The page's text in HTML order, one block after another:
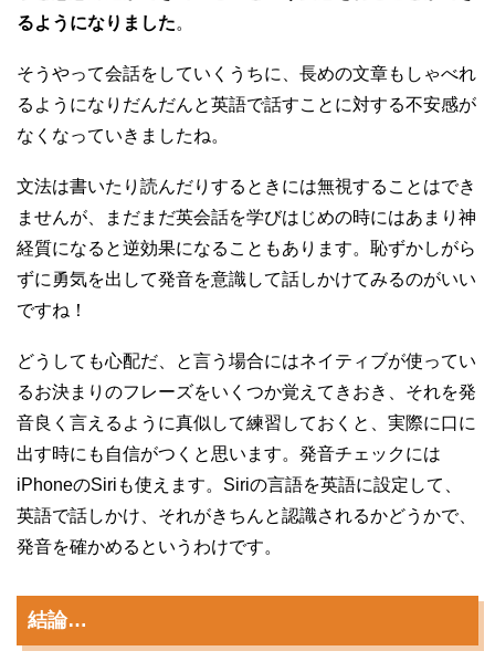
るようになりました。
そうやって会話をしていくうちに、長めの文章もしゃべれ
るようになりだんだんと英語で話すことに対する不安感が
なくなっていきましたね。
文法は書いたり読んだりするときには無視することはでき
ませんが、まだまだ英会話を学びはじめの時にはあまり神
経質になると逆効果になることもあります。恥ずかしがら
ずに勇気を出して発音を意識して話しかけてみるのがいい
ですね！
どうしても心配だ、と言う場合にはネイティブが使ってい
るお決まりのフレーズをいくつか覚えてきおき、それを発
音良く言えるように真似して練習しておくと、実際に口に
出す時にも自信がつくと思います。発音チェックには
iPhoneのSiriも使えます。Siriの言語を英語に設定して、
英語で話しかけ、それがきちんと認識されるかどうかで、
発音を確かめるというわけです。
結論…